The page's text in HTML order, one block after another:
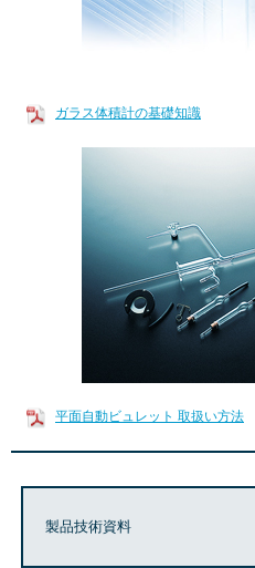
ガラス体積計の基礎知識
平面自動ビュレット 取扱い方法
製品技術資料